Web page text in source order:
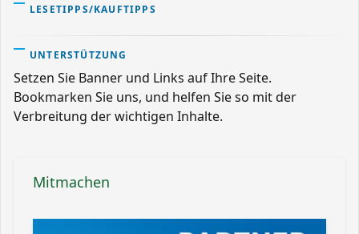
LESETIPPS/KAUFTIPPS
UNTERSTÜTZUNG
Setzen Sie Banner und Links auf Ihre Seite.
Bookmarken Sie uns, und helfen Sie so mit der
Verbreitung der wichtigen Inhalte.
Mitmachen